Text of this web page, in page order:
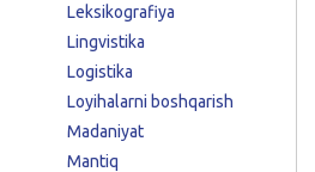
Leksikografiya
Lingvistika
Logistika
Loyihalarni boshqarish
Madaniyat
Mantiq